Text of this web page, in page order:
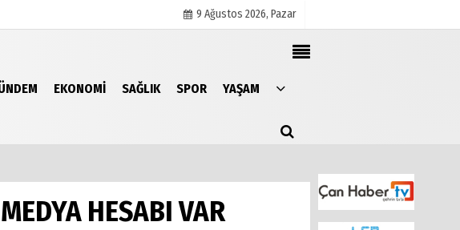
9 Ağustos 2026, Pazar
EKONOMI SAĞLIK SPOR YAŞAM
Künye
HESABI VAR